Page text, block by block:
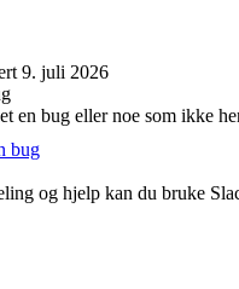
9. juli 2026
en bug eller noe som ikke
bug
og hjelp kan du bruke